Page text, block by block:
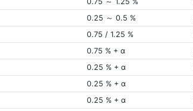
0.25 ～ 0.5 %
0.75 / 1.25 %
0.75 % + α
0.25 % + α
0.25 % + α
0.25 % + α